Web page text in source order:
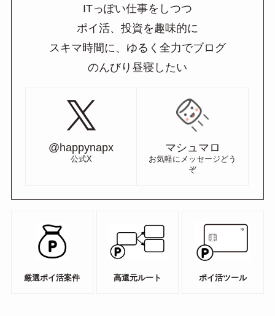
ITっぽい仕事をしつつ
ポイ活、投資を趣味的に
スキマ時間に、ゆるく全力でブログ
のんびり昼寝したい
@happynapx
公式X
マシュマロ
お気軽にメッセージどう
ぞ
厳選ポイ活案件 高還元ルート ポイ活ツール